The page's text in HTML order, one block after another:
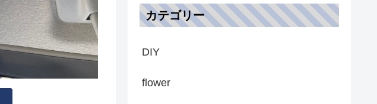
カテゴリー
DIY
flower